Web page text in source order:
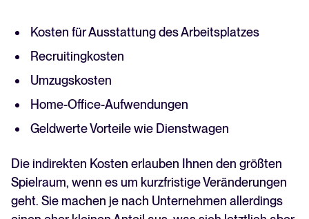
Kosten für Ausstattung des Arbeitsplatzes
Recruitingkosten
Umzugskosten
Home-Office-Aufwendungen
Geldwerte Vorteile wie Dienstwagen
Die indirekten Kosten erlauben Ihnen den größten
Spielraum, wenn es um kurzfristige Veränderungen
geht. Sie machen je nach Unternehmen allerdings